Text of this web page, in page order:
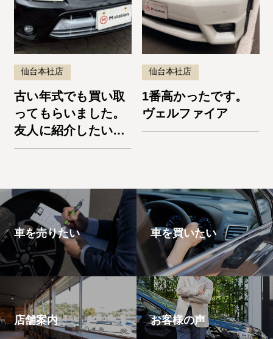
仙台本社店
古い年式でも買い取
ってもらいました。
友人に紹介したいと
思います。エスケー
仙台本社店
1番高かったです。
ヴェルファイア
車を売りたい 車を買いたい
店舗案内 お客様の声